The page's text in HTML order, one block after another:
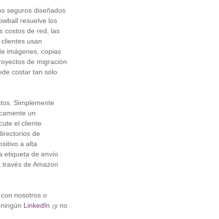
seguros diseñados
resuelve los
costos de red, las
usan
imágenes, copias
de migración
costar tan solo
Simplemente
un
el cliente
de
a alta
etiqueta de envío
de Amazon
nosotros o
LinkedIn ¡y no